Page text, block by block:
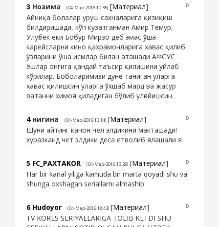
0
3 Нозима (04-Мар-2016 10:35) [Материал]
Айниқа болалар уруш сахналарига қизиқиш
билдиришади, кўп кузатганман Амир Темур,
Улуғбек ёки Бобур Мирзо деб эмас ўша
карейсларни кино қахрамонларига хавас қилиб
ўзларини ўша исмлар билан аташади АФСУС
ёшлар онгига қандай таъсир қилишини уйлаб
кўрилар. Боболаримизи дунё таниган уларга
хавас қилишсин уларга ўхшаб мард ва жасур
ватанни химоя қиладиган бўлиб улғайишсин.
0
4 нигина (04-Мар-2016 13:14) [Материал]
Шуни айтинг качон чел элдикини макташади!
хуразканд чет элдики деса етволиб ялашали я
0
5 FC_PAXTAKOR (04-Мар-2016 13:29) [Материал]
Har bir kanal yiliga kamuda bir marta qoyadi shu va
shunga oxshagan seriallarni almashib
0
6 Hudoyor (04-Мар-2016 18:43) [Материал]
TV KORES SERIYALLARIGA TOLIB KETDI SHU